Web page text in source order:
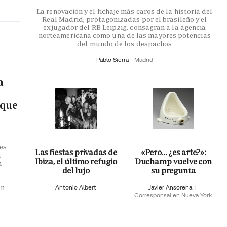
La renovación y el fichaje más caros de la historia del
Real Madrid, protagonizadas por el brasileño y el
exjugador del RB Leipzig, consagran a la agencia
norteamericana como una de las mayores potencias
del mundo de los despachos
Pablo Sierra Madrid
Las fiestas privadas de
Ibiza, el último refugio
del lujo
Antonio Albert
«Pero… ¿es arte?»:
Duchamp vuelve con
su pregunta
Javier Ansorena
Corresponsal en Nueva York